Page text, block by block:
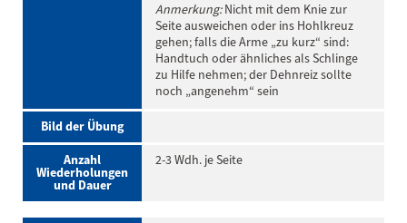
Anmerkung:Nicht mit dem Knie zur
Seite ausweichen oder ins Hohlkreuz
gehen; falls die Arme „zu kurz“ sind:
Handtuch oder ähnliches als Schlinge
zu Hilfe nehmen; der Dehnreiz sollte
noch „angenehm“ sein
Bild der Übung
Anzahl
Wiederholungen
und Dauer
2-3 Wdh. je Seite